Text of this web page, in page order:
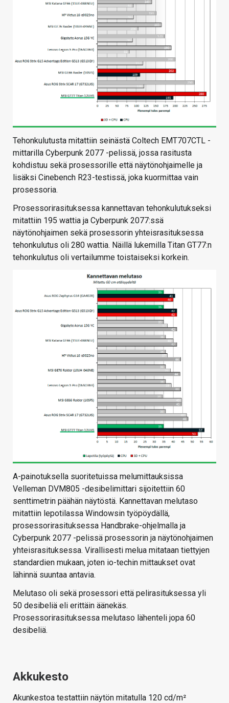
Tehonkulutusta mitattiin seinästä Coltech EMT707CTL -
mittarilla Cyberpunk 2077 -pelissä, jossa rasitusta
kohdistuu sekä prosessorille että näytönohjaimelle ja
lisäksi Cinebench R23-testissä, joka kuormittaa vain
prosessoria.
Prosessorirasituksessa kannettavan tehonkulutukseksi
mitattiin 195 wattia ja Cyberpunk 2077:ssä
näytönohjaimen sekä prosessorin yhteisrasituksessa
tehonkulutus oli 280 wattia. Näillä lukemilla Titan GT77:n
tehonkulutus oli vertailumme toistaiseksi korkein.
A-painotuksella suoritetuissa melumittauksissa
Velleman DVM805 -desibelimittari sijoitettiin 60
senttimetrin päähän näytöstä. Kannettavan melutaso
mitattiin lepotilassa Windowsin työpöydällä,
prosessorirasituksessa Handbrake-ohjelmalla ja
Cyberpunk 2077 -pelissä prosessorin ja näytönohjaimen
yhteisrasituksessa. Virallisesti melua mitataan tiettyjen
standardien mukaan, joten io-techin mittaukset ovat
lähinnä suuntaa antavia.
Melutaso oli sekä prosessori että pelirasituksessa yli
50 desibeliä eli erittäin äänekäs.
Prosessorirasituksessa melutaso lähenteli jopa 60
desibeliä.
Akkukesto
Akunkestoa testattiin näytön mitatulla 120 cd/m²